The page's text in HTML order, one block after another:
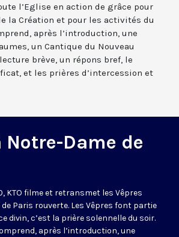
l’Eglise en action de grâce pour
la Création et pour les activités du
après l’introduction, une
un Cantique du Nouveau
brève, un répons bref, le
et les prières d’intercession et
Notre-Dame de
KTO filme et retransmet les Vêpres
Paris rouverte. Les Vêpres font partie
divin, c’est la prière solennelle du soir.
après l’introduction, une